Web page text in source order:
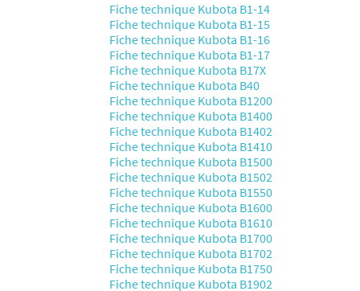
Fiche technique Kubota B1-14
Fiche technique Kubota B1-15
Fiche technique Kubota B1-16
Fiche technique Kubota B1-17
Fiche technique Kubota B17X
Fiche technique Kubota B40
Fiche technique Kubota B1200
Fiche technique Kubota B1400
Fiche technique Kubota B1402
Fiche technique Kubota B1410
Fiche technique Kubota B1500
Fiche technique Kubota B1502
Fiche technique Kubota B1550
Fiche technique Kubota B1600
Fiche technique Kubota B1610
Fiche technique Kubota B1700
Fiche technique Kubota B1702
Fiche technique Kubota B1750
Fiche technique Kubota B1902